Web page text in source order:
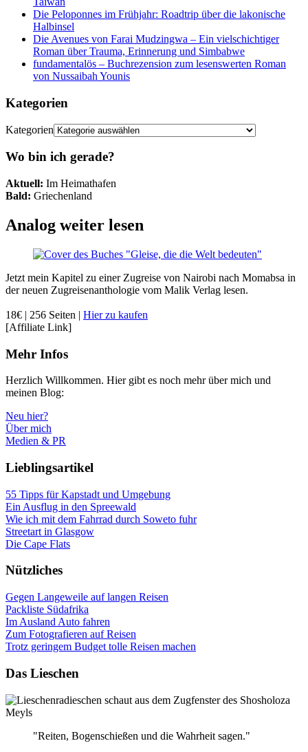
Die Peloponnes im Frühjahr: Roadtrip über die lakonische
Halbinsel
Die Avenues von Farai Mudzingwa – Ein vielschichtiger
Roman über Trauma, Erinnerung und Simbabwe
fundamentalös – Buchrezension zum lesenswerten Roman
von Nussaibah Younis
Kategorien
Kategorien
Wo bin ich gerade?
Aktuell: Im Heimathafen
Bald: Griechenland
Analog weiter lesen
Jetzt mein Kapitel zu einer Zugreise von Nairobi nach Momabsa in
der neuen Zugreisenanthologie vom Malik Verlag lesen.
18€ | 256 Seiten | Hier zu kaufen
[Affiliate Link]
Mehr Infos
Herzlich Willkommen. Hier gibt es noch mehr über mich und
meinen Blog:
Neu hier?
Über mich
Medien & PR
Lieblingsartikel
55 Tipps für Kapstadt und Umgebung
Ein Ausflug in den Spreewald
Wie ich mit dem Fahrrad durch Soweto fuhr
Streetart in Glasgow
Die Cape Flats
Nützliches
Gegen Langeweile auf langen Reisen
Packliste Südafrika
Im Ausland Auto fahren
Zum Fotografieren auf Reisen
Trotz geringem Budget tolle Reisen machen
Das Lieschen
"Reiten, Bogenschießen und die Wahrheit sagen."